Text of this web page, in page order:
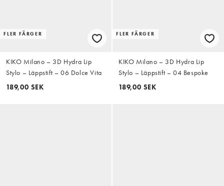
FLER FÄRGER
KIKO Milano – 3D Hydra Lip
Stylo – Läppstift – 06 Dolce Vita
189,00 SEK
FLER FÄRGER
KIKO Milano – 3D Hydra Lip
Stylo – Läppstift – 04 Bespoke
189,00 SEK